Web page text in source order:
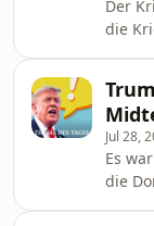
das
beim
mit
Der
die
alle
in
mit
schicken. Klingt
Jul 28,
Es
die